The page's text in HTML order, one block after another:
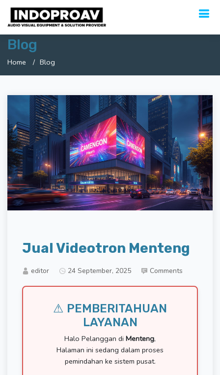
Blog
Home Blog
Jual Videotron Menteng
editor 24 September, 2025 Comments
⚠ PEMBERITAHUAN
LAYANAN
Halo Pelanggan di Menteng,
Halaman ini sedang dalam proses
pemindahan ke sistem pusat.